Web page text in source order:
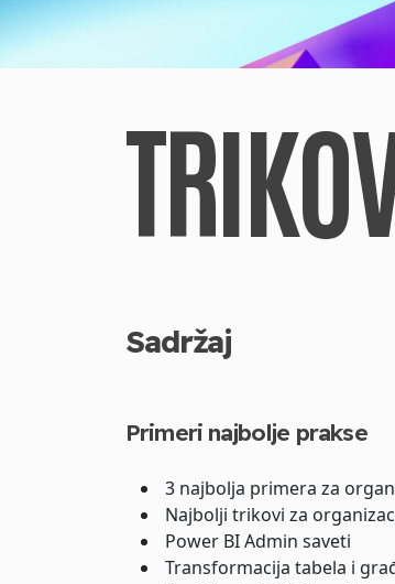
Sadržaj
Primeri najbolje prakse
3 najbolja primera za
Najbolji trikovi za
Power BI Admin saveti
Transformacija tabela i